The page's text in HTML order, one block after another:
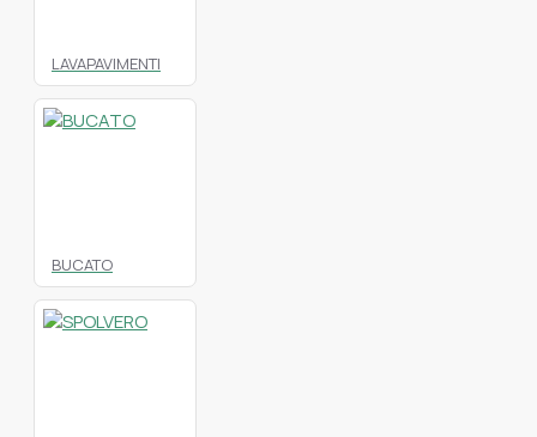
LAVAPAVIMENTI
BUCATO